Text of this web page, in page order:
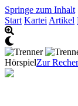
Springe zum Inhalt
Start Kartei Artikel
HörspielZur